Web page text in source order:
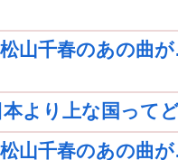
松山千春のあの曲
より上な国って
松山千春のあの曲